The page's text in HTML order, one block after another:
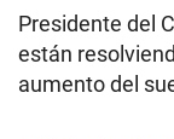
Presidente del
están
aumento del